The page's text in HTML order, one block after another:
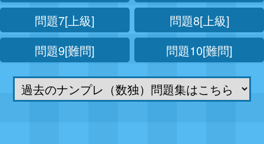
問題7[上級]
問題8[上級]
問題9[難問]
問題10[難問]